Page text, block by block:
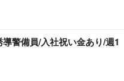
警備員/入社祝い金あり/週1